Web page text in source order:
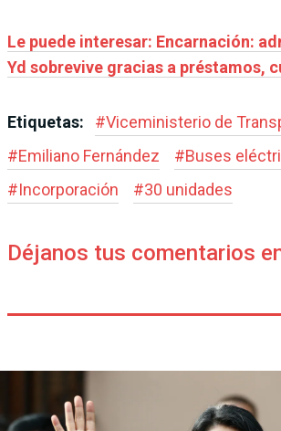
Le puede interesar: Encarnación:
Yd sobrevive gracias a préstamos,
Etiquetas: #Viceministerio de
#Emiliano Fernández #Buses
#Incorporación #30 unidades
Déjanos tus comentarios